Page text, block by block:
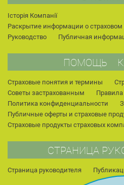
Історія Компанії
Раскрытие информации о
Руководство
Публичная
ПОМОЩЬ
Страховые понятия и термины
Советы застрахованным
Правила
Политика конфиденциальности
Публичные оферты и страховые
Страховые продукты страховых
СТРАНИЦА
Страница руководителя